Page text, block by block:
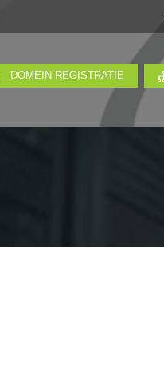
te loggen…
DOMEIN REGISTRATIE